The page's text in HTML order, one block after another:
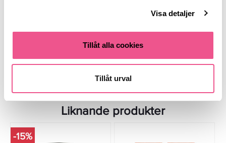
Visa detaljer
Tillåt alla cookies
Tillåt urval
Torrt & Frissigt
Normalt & Glansigt
Torrt & Frissigt
Skadat & Behandlat
Paketerbjudande Kampanjer
Schampo och Balsam
Liknande produkter
-15%